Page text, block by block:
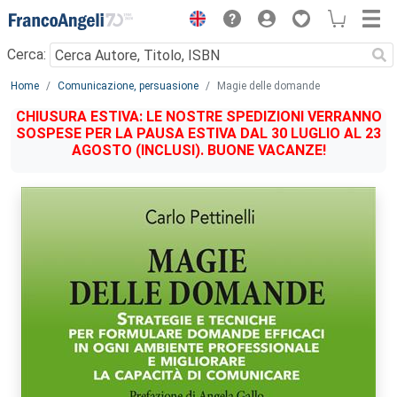
Menu
Cerca:
Main content
Home Comunicazione, persuasione Magie delle domande
CHIUSURA ESTIVA: LE NOSTRE SPEDIZIONI VERRANNO
SOSPESE PER LA PAUSA ESTIVA DAL 30 LUGLIO AL 23
AGOSTO (INCLUSI). BUONE VACANZE!